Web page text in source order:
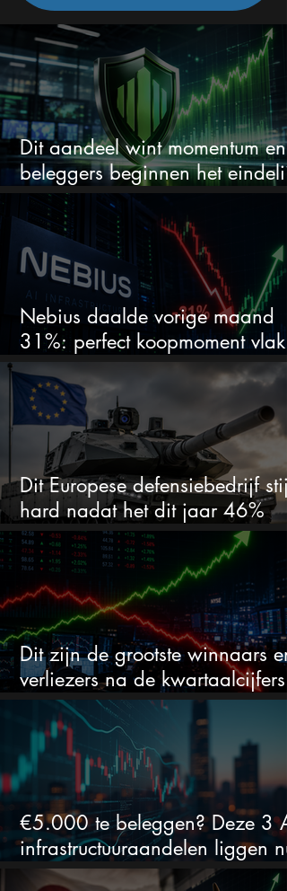
Dit aandeel wint momentum en
beleggers beginnen het eindelijk
te zien
Nebius daalde vorige maand
31%: perfect koopmoment vlak
voor kwartaalcijfers?
Dit Europese defensiebedrijf
hard nadat het dit jaar 46%
daalde: mooie koopkans?
Dit zijn de grootste winnaars en
verliezers na de kwartaalcijfers
(2 springen eruit)
€5.000 te beleggen? Deze 3
infrastructuuraandelen liggen nu
in de uitverkoop